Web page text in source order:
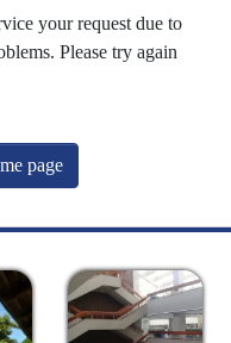
your request due to
Please try again
page